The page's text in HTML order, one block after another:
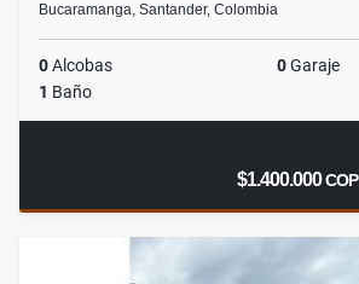
Bucaramanga, Santander, Colombia
0Alcobas 0Garaje
1 Baño
$1.400.000COP